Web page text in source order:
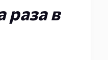
раза в